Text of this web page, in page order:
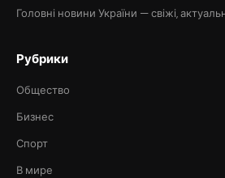
Головні новини України — свіжі,
Рубрики
Общество
Бизнес
Спорт
В мире